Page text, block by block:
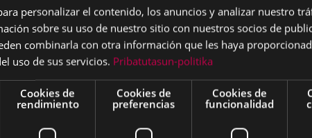
personalizar el contenido, los anuncios y analizar nuestro
sobre su uso de nuestro sitio con nuestros socios de
combinarla con otra información que les haya
uso de sus servicios. Pribatutasun-politika
Cookies de
rendimiento
Cookies de
preferencias
Cookies de
funcionalidad